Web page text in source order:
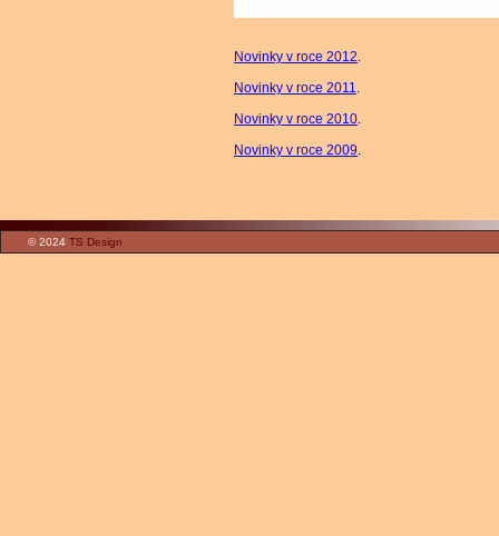
Novinky v roce 2012.
Novinky v roce 2011.
Novinky v roce 2010.
Novinky v roce 2009.
© 2024 TS Design